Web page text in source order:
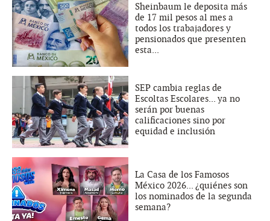
Sheinbaum le deposita más
de 17 mil pesos al mes a
todos los trabajadores y
pensionados que presenten
esta...
SEP cambia reglas de
Escoltas Escolares... ya no
serán por buenas
calificaciones sino por
equidad e inclusión
La Casa de los Famosos
México 2026... ¿quiénes son
los nominados de la segunda
semana?